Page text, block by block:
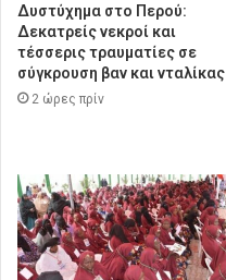
Δυστύχημα στο Περού:
Δεκατρείς νεκροί και
τέσσερις τραυματίες σε
σύγκρουση βαν και νταλίκας
2 ώρες πρίν